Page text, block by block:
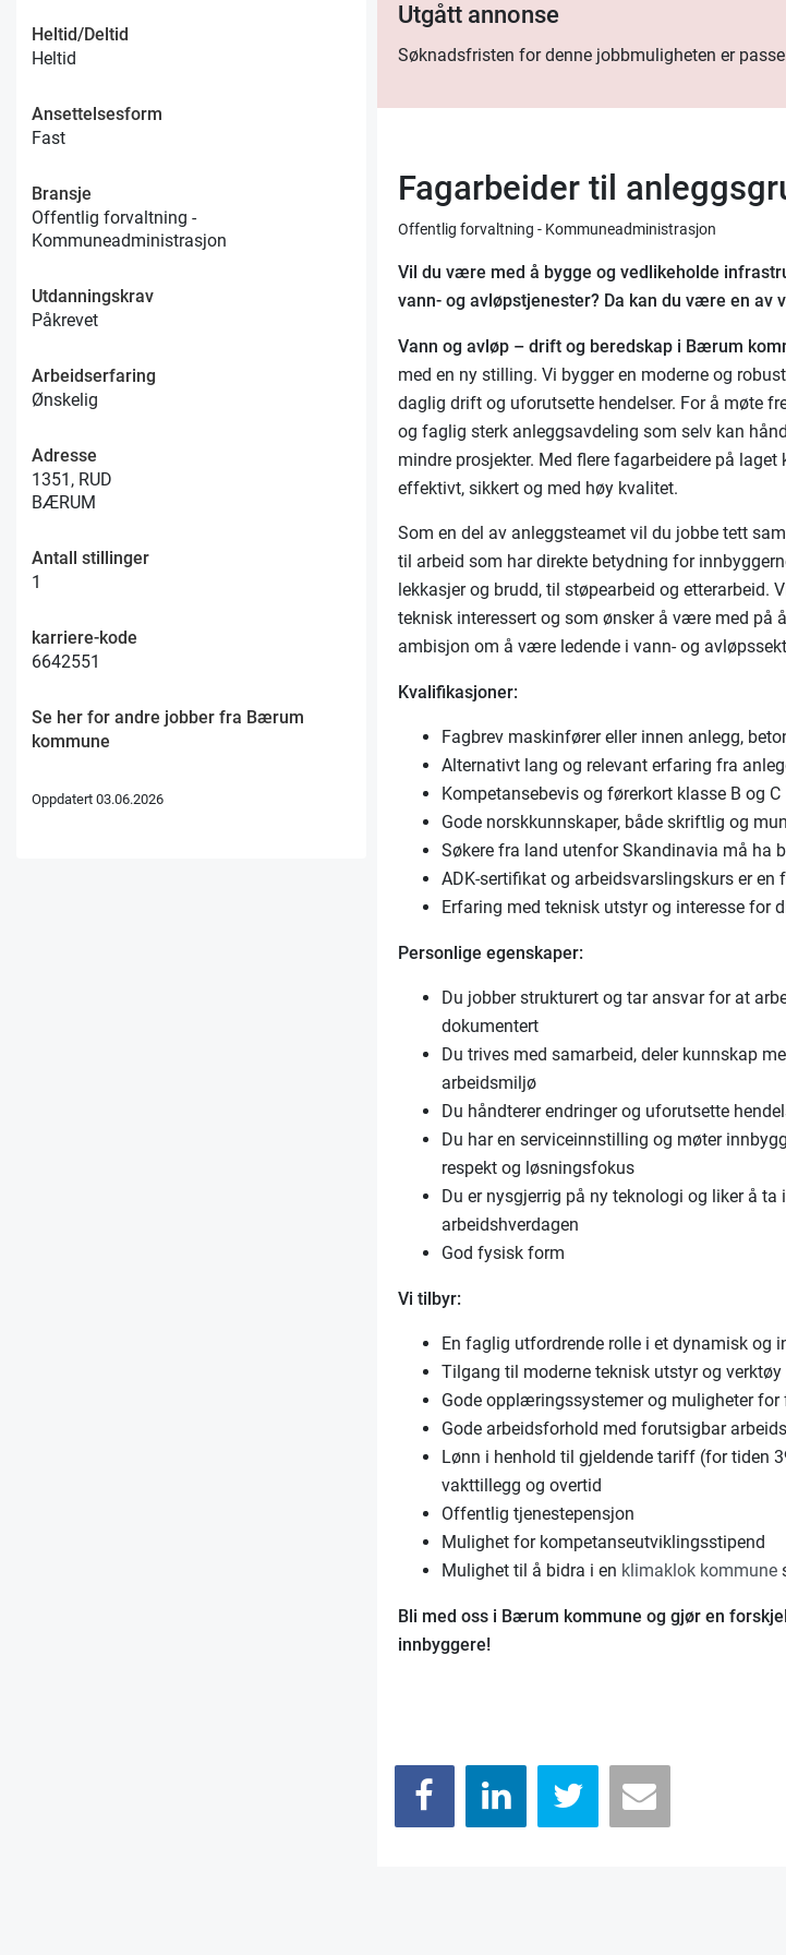
Heltid/Deltid
Heltid
Ansettelsesform
Fast
Bransje
Offentlig forvaltning -
Kommuneadministrasjon
Utdanningskrav
Påkrevet
Arbeidserfaring
Ønskelig
Adresse
1351, RUD
BÆRUM
Antall stillinger
1
karriere-kode
6642551
Se her for andre jobber fra Bærum
kommune
Oppdatert 03.06.2026
Utgått annonse
Søknadsfristen for denne jobbmuligheten er
Fagarbeider til
Offentlig forvaltning - Kommuneadministrasjon
Vil du være med å bygge og vedlikeholde
vann- og avløpstjenester? Da kan du være en av
Vann og avløp – drift og beredskap i Bærum
med en ny stilling. Vi bygger en moderne og
daglig drift og uforutsette hendelser. For å møte
og faglig sterk anleggsavdeling som selv kan
mindre prosjekter. Med flere fagarbeidere på
effektivt, sikkert og med høy kvalitet.
Som en del av anleggsteamet vil du jobbe tett
til arbeid som har direkte betydning for
lekkasjer og brudd, til støpearbeid og etterarbeid.
teknisk interessert og som ønsker å være med på
ambisjon om å være ledende i vann- og
Kvalifikasjoner:
Fagbrev maskinfører eller innen anlegg,
Alternativt lang og relevant erfaring fra
Kompetansebevis og førerkort klasse B og C
Gode norskkunnskaper, både skriftlig og
Søkere fra land utenfor Skandinavia må ha
ADK-sertifikat og arbeidsvarslingskurs er en
Erfaring med teknisk utstyr og interesse for
Personlige egenskaper:
Du jobber strukturert og tar ansvar for at
dokumentert
Du trives med samarbeid, deler kunnskap
arbeidsmiljø
Du håndterer endringer og uforutsette
Du har en serviceinnstilling og møter
respekt og løsningsfokus
Du er nysgjerrig på ny teknologi og liker å ta
arbeidshverdagen
God fysisk form
Vi tilbyr:
En faglig utfordrende rolle i et dynamisk og
Tilgang til moderne teknisk utstyr og verktøy
Gode opplæringssystemer og muligheter
Gode arbeidsforhold med forutsigbar
Lønn i henhold til gjeldende tariff (for tiden
vakttillegg og overtid
Offentlig tjenestepensjon
Mulighet for kompetanseutviklingsstipend
Mulighet til å bidra i en klimaklok kommune
Bli med oss i Bærum kommune og gjør en
innbyggere!